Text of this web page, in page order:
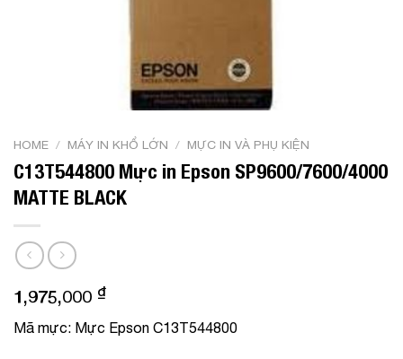
HOME / MÁY IN KHỔ LỚN / MỰC IN VÀ PHỤ KIỆN
C13T544800 Mực in Epson SP9600/7600/4000
MATTE BLACK
1,975,000 ₫
Mã mực: Mực Epson C13T544800